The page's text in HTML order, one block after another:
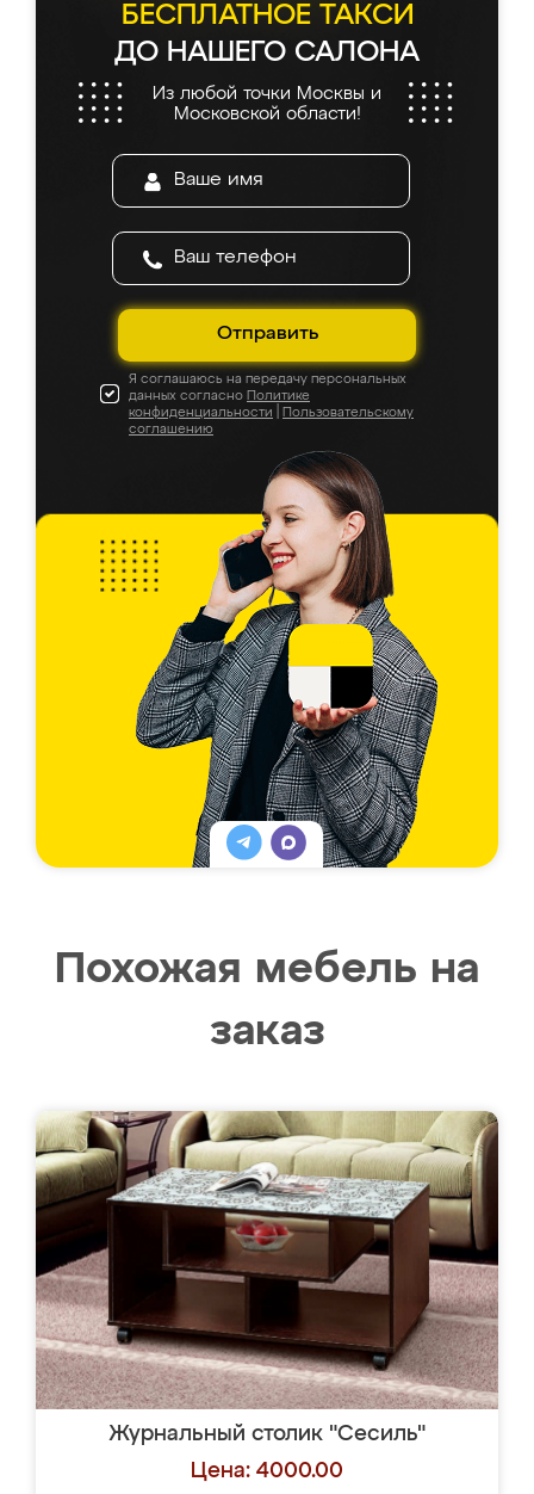
БЕСПЛАТНОЕ ТАКСИ
ДО НАШЕГО САЛОНА
Из любой точки Москвы и
Московской области!
Отправить
Я соглашаюсь на передачу персональных
данных согласно Политике
конфиденциальности
Пользовательскому
соглашению
Похожая мебель на
заказ
Журнальный столик "Сесиль"
Цена: 4000.00